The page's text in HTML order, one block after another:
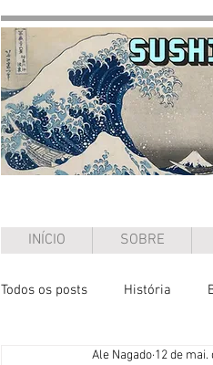
INÍCIO SOBRE
Todos os posts História
Ale Nagado 12 de mai.